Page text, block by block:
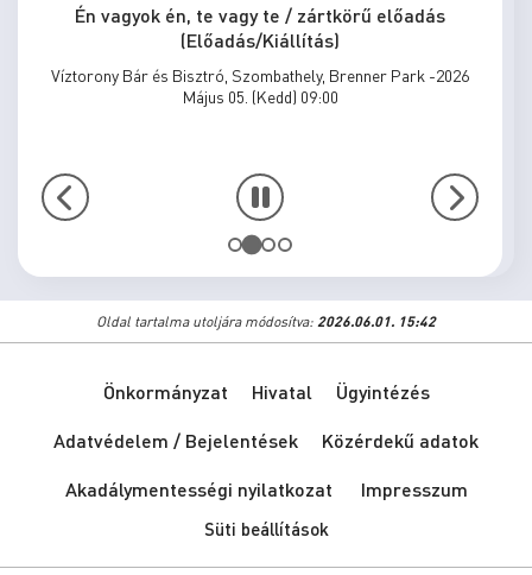
Én vagyok én, te vagy te / zártkörű előadás
(Előadás/Kiállítás)
Víztorony Bár és Bisztró, Szombathely, Brenner Park -2026
Május 05. (Kedd) 09:00
Oldal tartalma utoljára módosítva: 2026.06.01. 15:42
Önkormányzat Hivatal
Ügyintézés
Adatvédelem / Bejelentések
Közérdekű adatok
Akadálymentességi nyilatkozat
Impresszum
Süti beállítások